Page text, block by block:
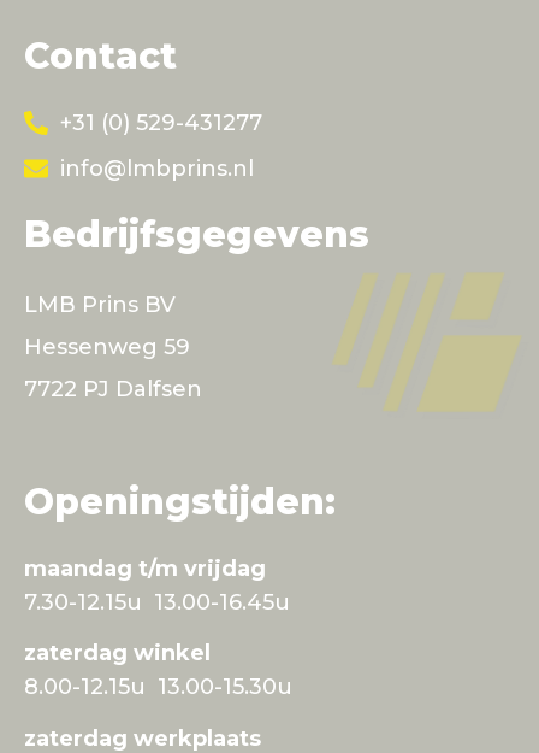
Contact
+31 (0) 529-431277
info@lmbprins.nl
Bedrijfsgegevens
LMB Prins BV
Hessenweg 59
7722 PJ Dalfsen
Openingstijden:
maandag t/m vrijdag
7.30-12.15u 13.00-16.45u
zaterdag winkel
8.00-12.15u 13.00-15.30u
zaterdag werkplaats